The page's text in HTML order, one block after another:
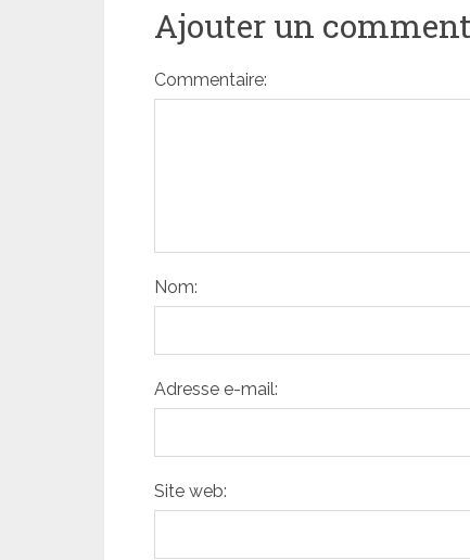
Ajouter un
Commentaire:
Nom:
Adresse e-mail:
Site web: